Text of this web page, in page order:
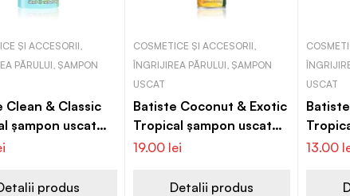
ȘI ACCESORII,
PĂRULUI, ȘAMPON
Clean & Classic
șampon uscat
tipurile de
produs
COSMETICE ȘI ACCESORII,
ÎNGRIJIREA PĂRULUI, ȘAMPON
USCAT
Batiste Coconut & Exotic
Tropical șampon uscat
pentru volum și strălucire
19.00 lei
Detalii produs
USCAT
pentru
13.00